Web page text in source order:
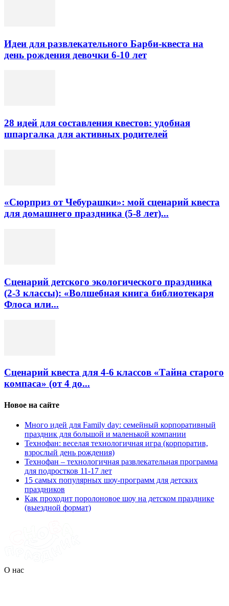
Идеи для развлекательного Барби-квеста на
день рождения девочки 6-10 лет
28 идей для составления квестов: удобная
шпаргалка для активных родителей
«Сюрприз от Чебурашки»: мой сценарий квеста
для домашнего праздника (5-8 лет)...
Сценарий детского экологического праздника
(2-3 классы): «Волшебная книга библиотекаря
Флоса или...
Сценарий квеста для 4-6 классов «Тайна старого
компаса» (от 4 до...
Новое на сайте
Много идей для Family day: семейный корпоративный
праздник для большой и маленькой компании
Технофан: веселая технологичная игра (корпоратив,
взрослый день рождения)
Технофан – технологичная развлекательная программа
для подростков 11-17 лет
15 самых популярных шоу-программ для детских
праздников
Как проходит поролоновое шоу на детском празднике
(выездной формат)
О нас